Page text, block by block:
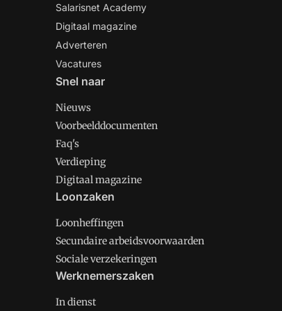
Salarisnet Academy
Digitaal magazine
Adverteren
Vacatures
Snel naar
Nieuws
Voorbeelddocumenten
Faq's
Verdieping
Digitaal magazine
Loonzaken
Loonheffingen
Secundaire arbeidsvoorwaarden
Sociale verzekeringen
Werknemerszaken
In dienst